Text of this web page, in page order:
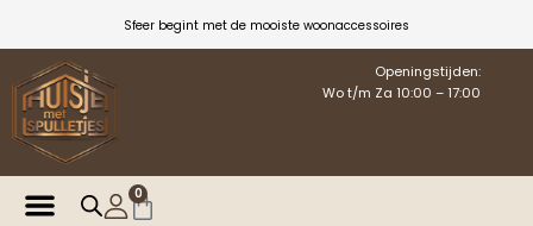
inhoud
Sfeer begint met de mooiste woonaccessoires
Openingstijden:
Wo t/m Za 10:00 – 17:00
0
Winkelwagen